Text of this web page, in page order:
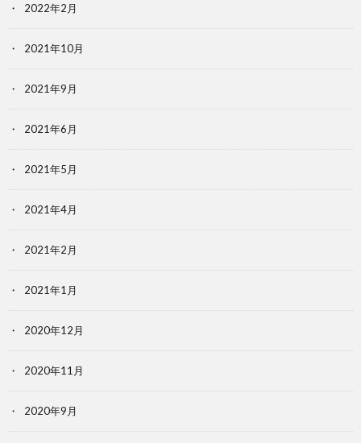
2022年2月
2021年10月
2021年9月
2021年6月
2021年5月
2021年4月
2021年2月
2021年1月
2020年12月
2020年11月
2020年9月